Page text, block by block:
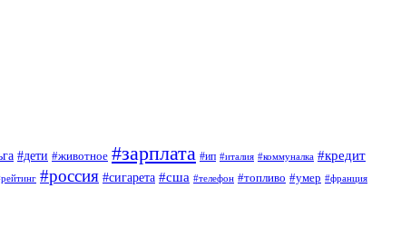
#дети #животное #зарплата #ип #италия #коммуналка #кредит
#россия #сигарета #сша #телефон #топливо #умер #франция